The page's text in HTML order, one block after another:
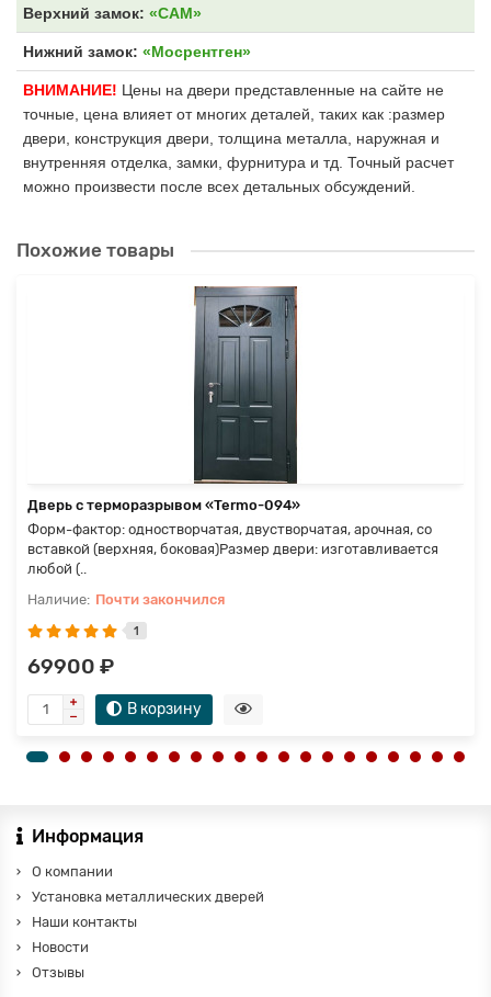
Верхний замок: «САМ»
Нижний замок: «Мосрентген»
ВНИМАНИЕ! Цены на двери представленные на сайте не
точные, цена влияет от многих деталей, таких как :размер
двери, конструкция двери, толщина металла, наружная и
внутренняя отделка, замки, фурнитура и тд. Точный расчет
можно произвести после всех детальных обсуждений.
Похожие товары
Дверь с терморазрывом «Termo-094»
Форм-фактор: одностворчатая, двустворчатая, арочная, со
вставкой (верхняя, боковая)Размер двери: изготавливается
любой (..
Почти закончился
1
69900 ₽
В корзину
Информация
О компании
Установка металлических дверей
Наши контакты
Новости
Отзывы